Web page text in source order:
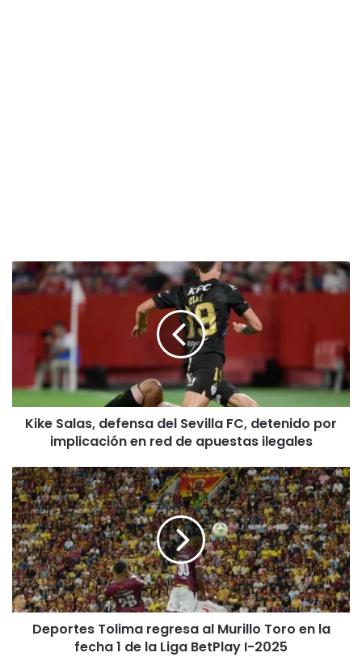
K
i
S
a
s
f
e
n
s
a
d
e
l
S
Kike Salas, defensa del Sevilla FC, detenido por
implicación en red de apuestas ilegales
D
e
p
o
r
t
e
s
T
Deportes Tolima regresa al Murillo Toro en la
fecha 1 de la Liga BetPlay I-2025